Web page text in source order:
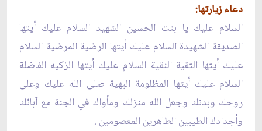
دعاء زيارتها:
السلام عليك يا بنت الحسين الشهيد السلام عليك أيتها
الصديقة الشهيدة السلام عليك أيتها الرضية المرضية السلام
عليك أيتها التقية النقية السلام عليك أيتها الزكيه الفاضلة
السلام عليك أيتها المظلومة البهية صلى الله عليك وعلى
روحك وبدنك وجعل الله منزلك ومأواك في الجنة مع آبائك
وأجدادك الطيبين الطاهرين المعصومين .